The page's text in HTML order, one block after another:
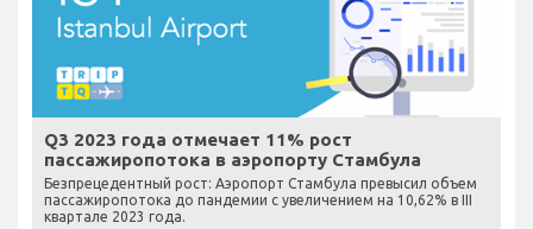
Q3 2023 года отмечает 11% рост
пассажиропотока в аэропорту Стамбула
Безпрецедентный рост: Аэропорт Стамбула превысил объем
пассажиропотока до пандемии с увеличением на 10,62% в III
квартале 2023 года.